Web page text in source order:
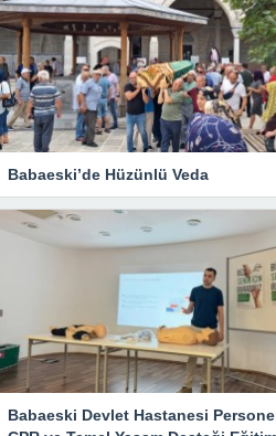
Babaeski’de Hüzünlü Veda
Babaeski Devlet Hastanesi